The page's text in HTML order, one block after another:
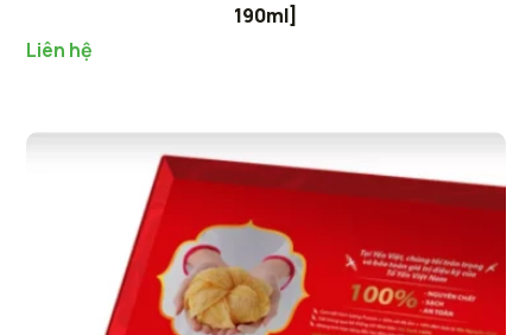
190ml]
Liên hệ